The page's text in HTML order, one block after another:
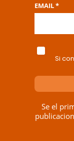
ENTRADAS
80 results found
EMAIL *
Si
Se el